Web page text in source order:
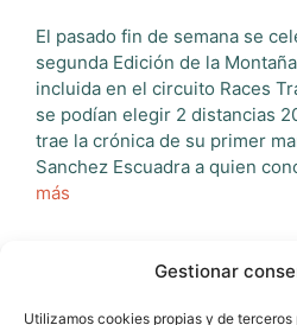
Gestionar
Utilizamos cookies propias y de
El pasado fin de semana se
segunda Edición de la
incluida en el circuito Races
se podían elegir 2 distancias
trae la crónica de su primer
Sanchez Escuadra a quien
más